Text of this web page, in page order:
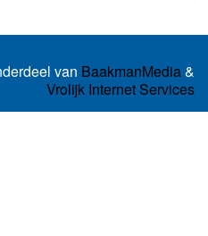
van BaakmanMedia&
Vrolijk Internet Services